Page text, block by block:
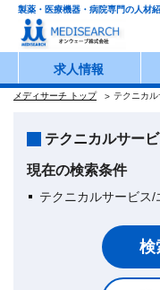
製薬・医療機器・病院専門の人材
求人情報
メディサーチ トップ テクニカ
テクニカルサー
現在の検索条件
テクニカルサービス/
検